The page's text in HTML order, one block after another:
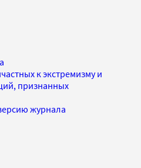
к экстремизму и
признанных
журнала